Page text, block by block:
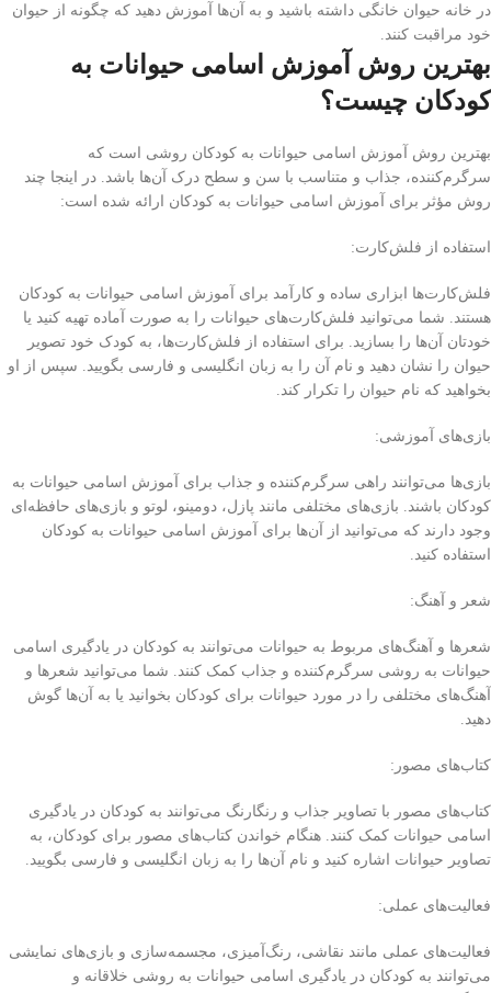
در خانه حیوان خانگی داشته باشید و به آن‌ها آموزش دهید که چگونه از حیوان
خود مراقبت کنند.
بهترین روش آموزش اسامی حیوانات به
کودکان چیست؟
بهترین روش آموزش اسامی حیوانات به کودکان روشی است که
سرگرم‌کننده، جذاب و متناسب با سن و سطح درک آن‌ها باشد. در اینجا چند
روش مؤثر برای آموزش اسامی حیوانات به کودکان ارائه شده است:
استفاده از فلش‌کارت:
فلش‌کارت‌ها ابزاری ساده و کارآمد برای آموزش اسامی حیوانات به کودکان
هستند. شما می‌توانید فلش‌کارت‌های حیوانات را به صورت آماده تهیه کنید یا
خودتان آن‌ها را بسازید. برای استفاده از فلش‌کارت‌ها، به کودک خود تصویر
حیوان را نشان دهید و نام آن را به زبان انگلیسی و فارسی بگویید. سپس از او
بخواهید که نام حیوان را تکرار کند.
بازی‌های آموزشی:
بازی‌ها می‌توانند راهی سرگرم‌کننده و جذاب برای آموزش اسامی حیوانات به
کودکان باشند. بازی‌های مختلفی مانند پازل، دومینو، لوتو و بازی‌های حافظه‌ای
وجود دارند که می‌توانید از آن‌ها برای آموزش اسامی حیوانات به کودکان
استفاده کنید.
شعر و آهنگ:
شعرها و آهنگ‌های مربوط به حیوانات می‌توانند به کودکان در یادگیری اسامی
حیوانات به روشی سرگرم‌کننده و جذاب کمک کنند. شما می‌توانید شعرها و
آهنگ‌های مختلفی را در مورد حیوانات برای کودکان بخوانید یا به آن‌ها گوش
دهید.
کتاب‌های مصور:
کتاب‌های مصور با تصاویر جذاب و رنگارنگ می‌توانند به کودکان در یادگیری
اسامی حیوانات کمک کنند. هنگام خواندن کتاب‌های مصور برای کودکان، به
تصاویر حیوانات اشاره کنید و نام آن‌ها را به زبان انگلیسی و فارسی بگویید.
فعالیت‌های عملی:
فعالیت‌های عملی مانند نقاشی، رنگ‌آمیزی، مجسمه‌سازی و بازی‌های نمایشی
می‌توانند به کودکان در یادگیری اسامی حیوانات به روشی خلاقانه و